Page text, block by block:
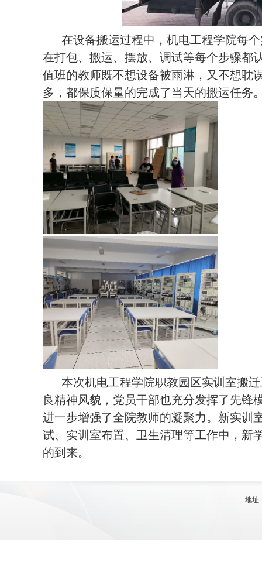
在设备搬运过程中，机电工程学院每
在打包、搬运、摆放、调试等每个步骤都
值班的教师既不想设备被雨淋，又不想耽
多，都保质保量的完成了当天的搬运任务
本次机电工程学院职教园区实训室搬
良精神风貌，党员干部也充分发挥了先锋
进一步增强了全院教师的凝聚力。新实训
试、实训室布置、卫生清理等工作中，新
的到来。
地址